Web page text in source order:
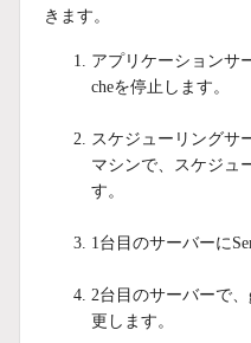
きます。
アプリケーションサ
cheを停止します。
スケジューリングサ
マシンで、スケジュ
す。
1台目のサーバーに
2台目のサーバーで
更します。